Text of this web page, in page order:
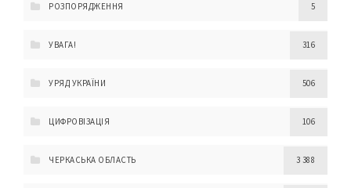
РОЗПОРЯДЖЕННЯ 5
УВАГА! 316
УРЯД УКРАЇНИ 506
ЦИФРОВІЗАЦІЯ 106
ЧЕРКАСЬКА ОБЛАСТЬ 3 388